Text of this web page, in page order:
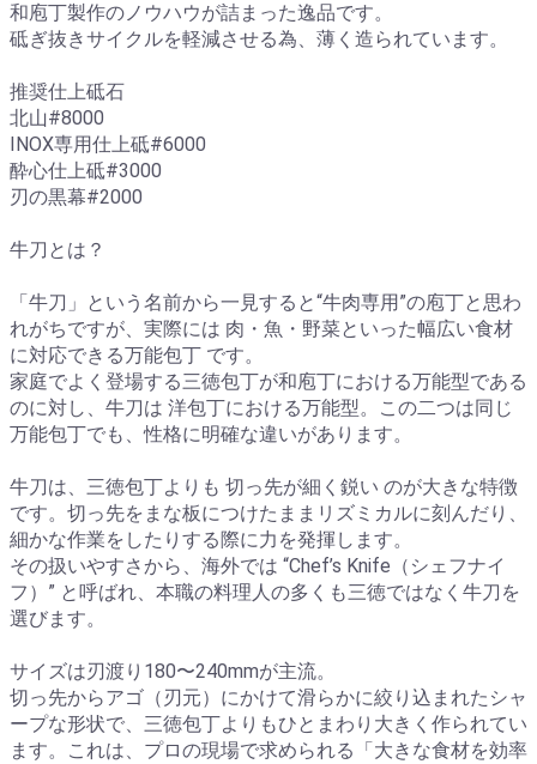
和庖丁製作のノウハウが詰まった逸品です。
砥ぎ抜きサイクルを軽減させる為、薄く造られています。
推奨仕上砥石
北山#8000
INOX専用仕上砥#6000
酔心仕上砥#3000
刃の黒幕#2000
牛刀とは？
「牛刀」という名前から一見すると“牛肉専用”の庖丁と思わ
れがちですが、実際には 肉・魚・野菜といった幅広い食材
に対応できる万能包丁 です。
家庭でよく登場する三徳包丁が和庖丁における万能型である
のに対し、牛刀は 洋包丁における万能型。この二つは同じ
万能包丁でも、性格に明確な違いがあります。
牛刀は、三徳包丁よりも 切っ先が細く鋭い のが大きな特徴
です。切っ先をまな板につけたままリズミカルに刻んだり、
細かな作業をしたりする際に力を発揮します。
その扱いやすさから、海外では “Chef’s Knife（シェフナイ
フ）” と呼ばれ、本職の料理人の多くも三徳ではなく牛刀を
選びます。
サイズは刃渡り180〜240mmが主流。
切っ先からアゴ（刃元）にかけて滑らかに絞り込まれたシャ
ープな形状で、三徳包丁よりもひとまわり大きく作られてい
ます。これは、プロの現場で求められる「大きな食材を効率